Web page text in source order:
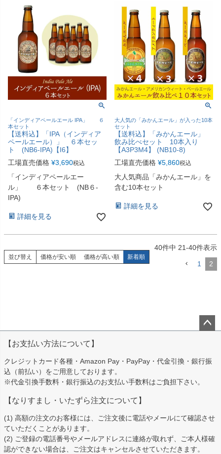
「インディアペールエール IPA」 ６
本セット
【送料込】「IPA（インディア
ペールエール）」 ６本セッ
ト (NB6-IPA)【I6】
工場直売価格 ¥3,690税込
「インディアペールエー
ル」 ６本セット (NB６-
IPA)
詳細を見る
大人気の「みかんエール」が入った10本
セット
【送料込】「みかんエール」
飲み比べセット 10本入り
【A3P3M4】 (NB10-8)
工場直売価格 ¥5,860税込
大人気商品「みかんエール」を
含む10本セット
詳細を見る
並び替え 価格が安い順 価格が高い順 新着順
40件中 21-40件表示
1 2
ップ
【お支払い方法について】
クレジットカード各種・Amazon Pay・PayPay・代金引換・銀行振
込（前払い）をご用意しております。
※代金引換手数料・銀行振込のお支払い手数料はご負担下さい。
【なりすまし・いたずら注文について】
(1) 高額の注文のお客様には、ご注文後に電話やメールにて確認させ
ていただくことがあります。
(2) ご登録の電話番号やメールアドレスに連絡が取れず、ご本人様確
認ができない場合は、ご注文はキャンセルさせていただきます。